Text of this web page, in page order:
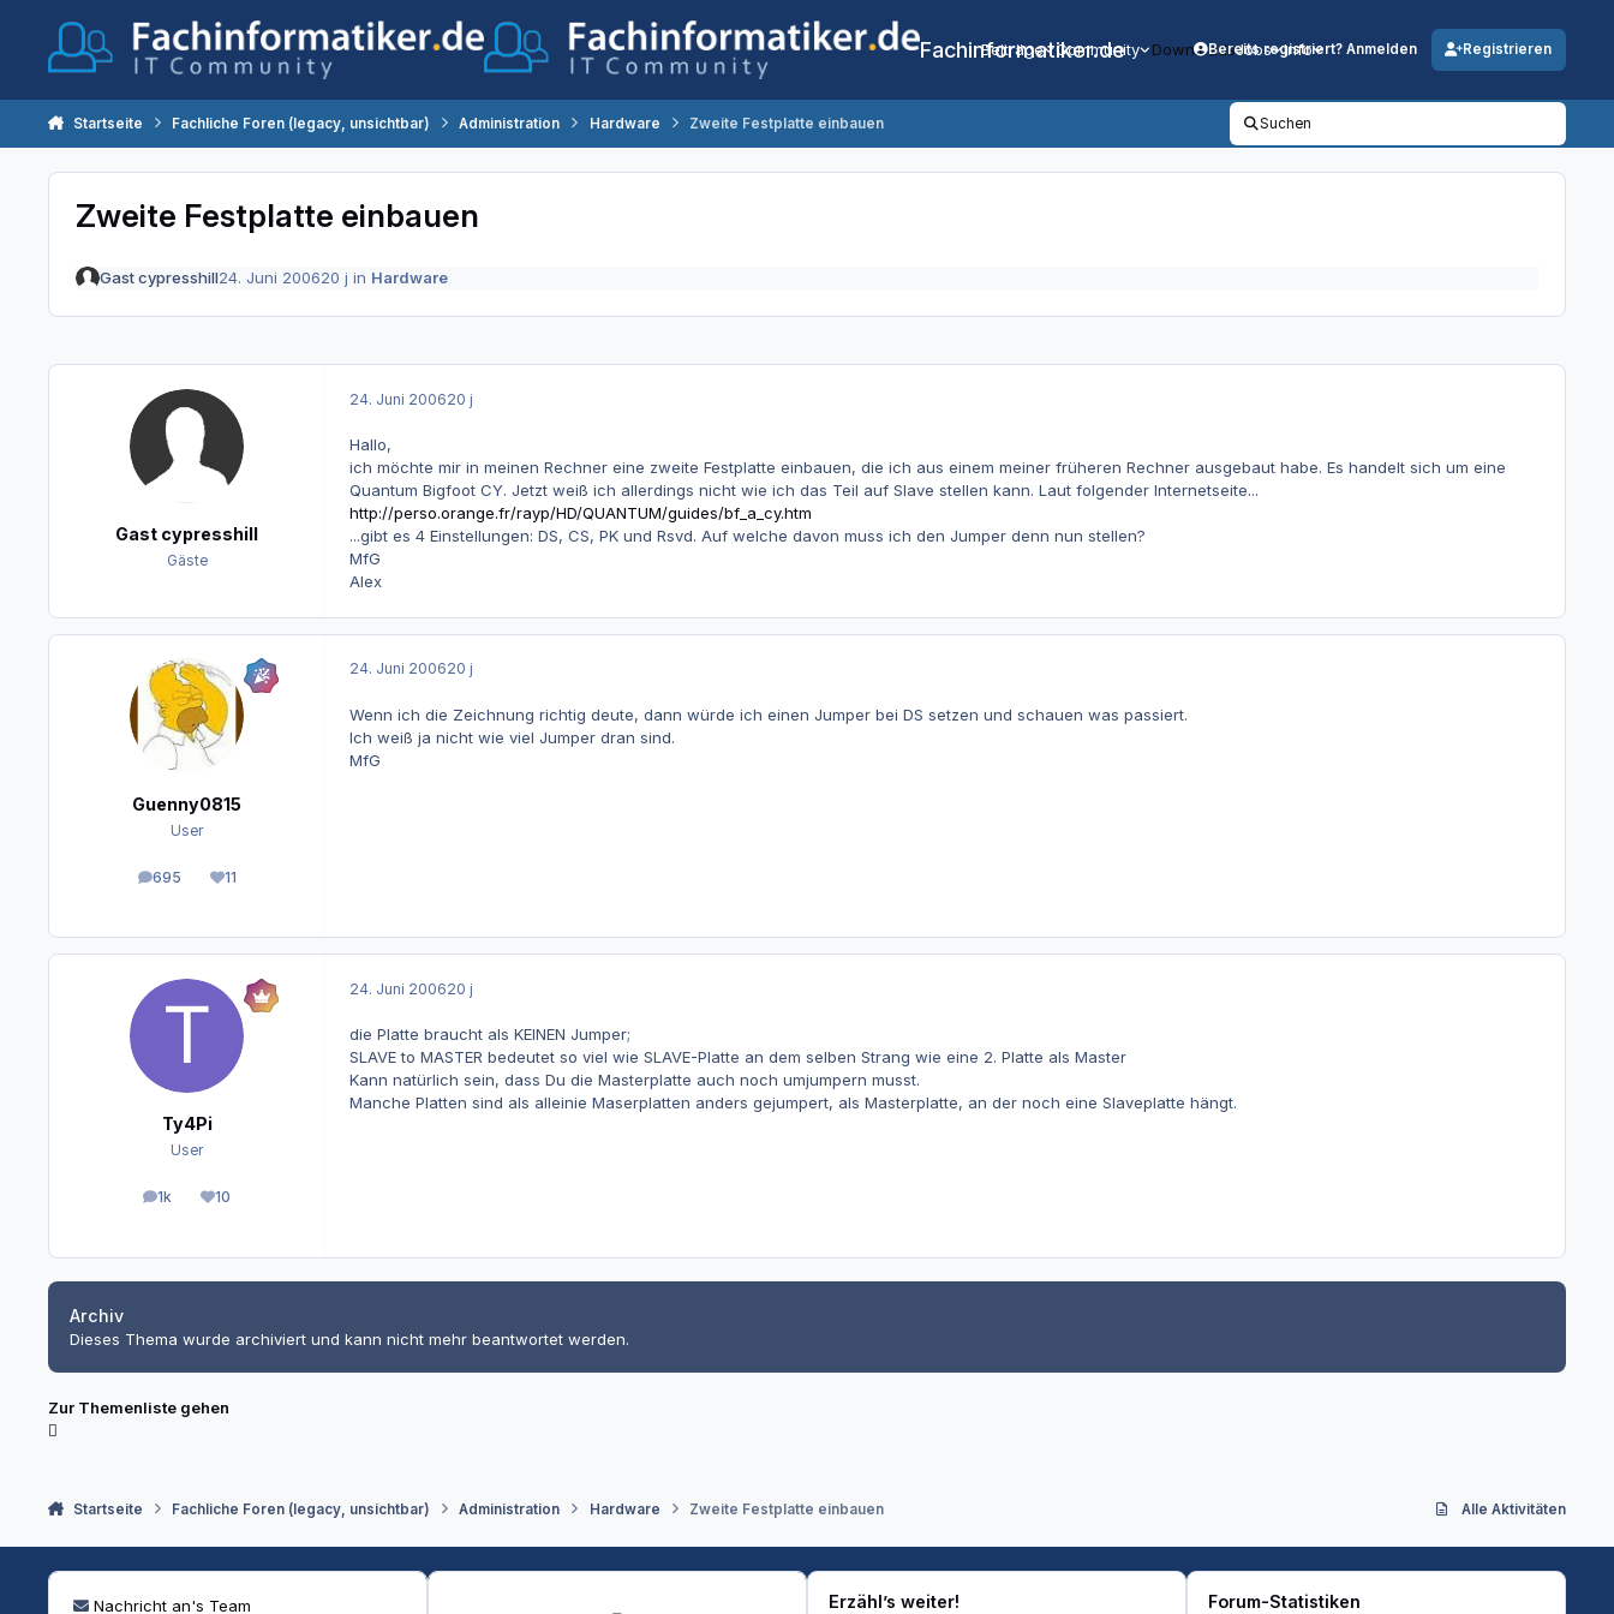
Fachinformatiker.de
Beiträge Community DownloadsJobs Info
Bereits registriert? Anmelden Registrieren
Startseite Fachliche Foren (legacy, unsichtbar) Administration Hardware Zweite Festplatte einbauen Suchen
Zweite Festplatte einbauen
Gast cypresshill24. Juni 200620 j in Hardware
Gast cypresshill
Gäste
24. Juni 200620 j
Hallo,
ich möchte mir in meinen Rechner eine zweite Festplatte einbauen, die ich aus einem meiner früheren Rechner ausgebaut habe. Es handelt sich um eine
Quantum Bigfoot CY. Jetzt weiß ich allerdings nicht wie ich das Teil auf Slave stellen kann. Laut folgender Internetseite...
http://perso.orange.fr/rayp/HD/QUANTUM/guides/bf_a_cy.htm
...gibt es 4 Einstellungen: DS, CS, PK und Rsvd. Auf welche davon muss ich den Jumper denn nun stellen?
MfG
Alex
Guenny0815
User
695
Beiträge 11
Reputation
24. Juni 200620 j
Wenn ich die Zeichnung richtig deute, dann würde ich einen Jumper bei DS setzen und schauen was passiert.
Ich weiß ja nicht wie viel Jumper dran sind.
MfG
Ty4Pi
User
1k
Beiträge10
Reputation
24. Juni 200620 j
die Platte braucht als KEINEN Jumper;
SLAVE to MASTER bedeutet so viel wie SLAVE-Platte an dem selben Strang wie eine 2. Platte als Master
Kann natürlich sein, dass Du die Masterplatte auch noch umjumpern musst.
Manche Platten sind als alleinie Maserplatten anders gejumpert, als Masterplatte, an der noch eine Slaveplatte hängt.
Archiv
Dieses Thema wurde archiviert und kann nicht mehr beantwortet werden.
Zur Themenliste gehen
Startseite Fachliche Foren (legacy, unsichtbar) Administration Hardware Zweite Festplatte einbauen Alle Aktivitäten
Nachricht an's Team Erzähl’s weiter! Forum-Statistiken